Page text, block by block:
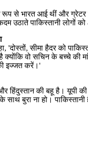
से भारत आई थीं और ग्रेटर
पाकिस्तानी लोगों
'दोस्तों, सीमा हैदर को
क्योंकि वो सचिन के बच्चे
इज्जत करें।'
हिंदुस्तान की बहू है। यूपी
साथ बुरा ना हो।